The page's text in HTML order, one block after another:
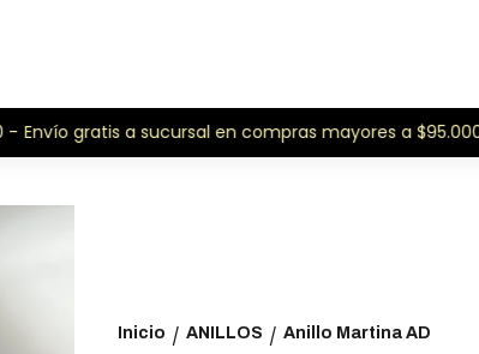
Envío gratis a sucursal en compras mayores a $95.000 -
Inicio / ANILLOS / Anillo Martina AD